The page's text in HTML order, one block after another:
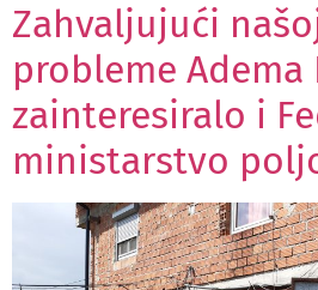
Zahvaljujući
probleme Adema
zainteresiralo i
ministarstvo